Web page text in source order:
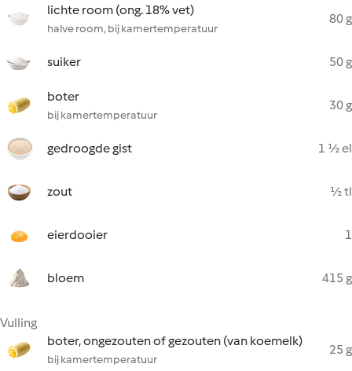
lichte room (ong. 18% vet)
halve room, bij kamertemperatuur
80 g
suiker 50 g
boter
bij kamertemperatuur
30 g
gedroogde gist 1 ½ el
zout ½ tl
eierdooier 1
bloem 415 g
Vulling
boter, ongezouten of gezouten (van koemelk)
bij kamertemperatuur
25 g